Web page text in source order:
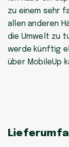
zu einem sehr
allen anderen
die Umwelt zu
werde künftig
über MobileUp